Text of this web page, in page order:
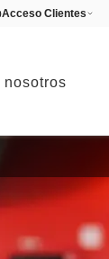
Acceso Clientes
nosotros